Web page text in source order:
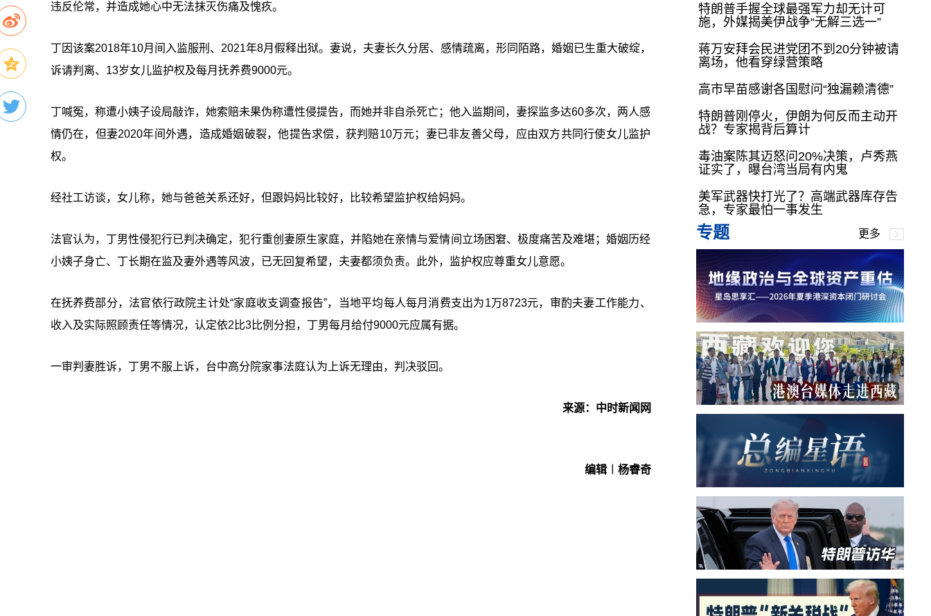
违反伦常，并造成她心中无法抹灭伤痛及愧疚。
丁因该案2018年10月间入监服刑、2021年8月假释出狱。妻说，夫妻长久分居、感情疏离，形同陌路，婚姻已生重大破绽，
诉请判离、13岁女儿监护权及每月抚养费9000元。
丁喊冤，称遭小姨子设局敲诈，她索赔未果伪称遭性侵提告，而她并非自杀死亡；他入监期间，妻探监多达60多次，两人感
情仍在，但妻2020年间外遇，造成婚姻破裂，他提告求偿，获判赔10万元；妻已非友善父母，应由双方共同行使女儿监护
权。
经社工访谈，女儿称，她与爸爸关系还好，但跟妈妈比较好，比较希望监护权给妈妈。
法官认为，丁男性侵犯行已判决确定，犯行重创妻原生家庭，并陷她在亲情与爱情间立场困窘、极度痛苦及难堪；婚姻历经
小姨子身亡、丁长期在监及妻外遇等风波，已无回复希望，夫妻都须负责。此外，监护权应尊重女儿意愿。
在抚养费部分，法官依行政院主计处“家庭收支调查报告”，当地平均每人每月消费支出为1万8723元，审酌夫妻工作能力、
收入及实际照顾责任等情况，认定依2比3比例分担，丁男每月给付9000元应属有据。
一审判妻胜诉，丁男不服上诉，台中高分院家事法庭认为上诉无理由，判决驳回。
来源：中时新闻网
编辑︱杨睿奇
特朗普手握全球最强军力却无计可
施，外媒揭美伊战争“无解三选一”
蒋万安拜会民进党团不到20分钟被请
离场，他看穿绿营策略
高市早苗感谢各国慰问“独漏赖清德”
特朗普刚停火，伊朗为何反而主动开
战？专家揭背后算计
毒油案陈其迈怒问20%决策，卢秀燕
证实了，曝台湾当局有内鬼
美军武器快打光了？高端武器库存告
急，专家最怕一事发生
专题 更多